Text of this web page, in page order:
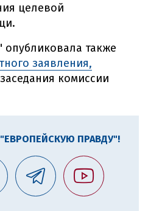
целевой
опубликовала также
заявления,
комиссии
ПРАВДУ"!